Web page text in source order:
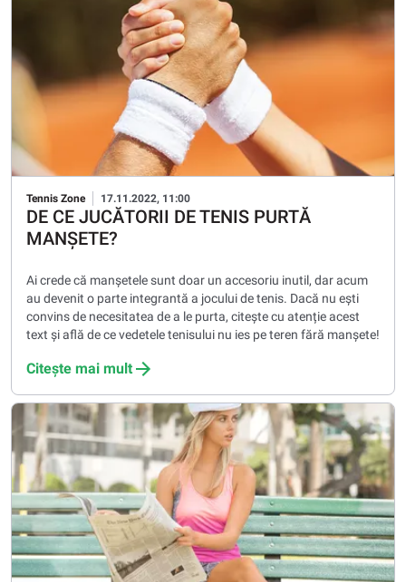
Tennis Zone 17.11.2022, 11:00
DE CE JUCĂTORII DE TENIS PURTĂ
MANȘETE?
Ai crede că manșetele sunt doar un accesoriu inutil, dar acum
au devenit o parte integrantă a jocului de tenis. Dacă nu ești
convins de necesitatea de a le purta, citește cu atenție acest
text și află de ce vedetele tenisului nu ies pe teren fără manșete!
Citește mai mult